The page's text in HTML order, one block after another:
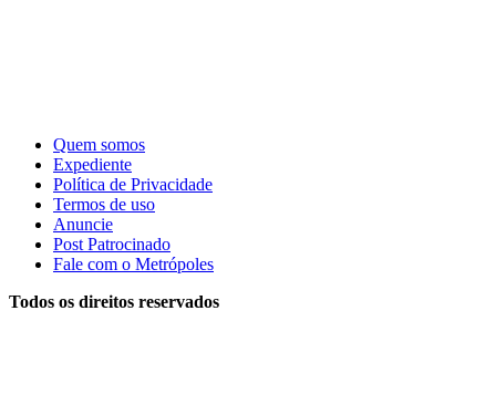
Quem somos
Expediente
Política de Privacidade
Termos de uso
Anuncie
Post Patrocinado
Fale com o Metrópoles
Todos os direitos reservados